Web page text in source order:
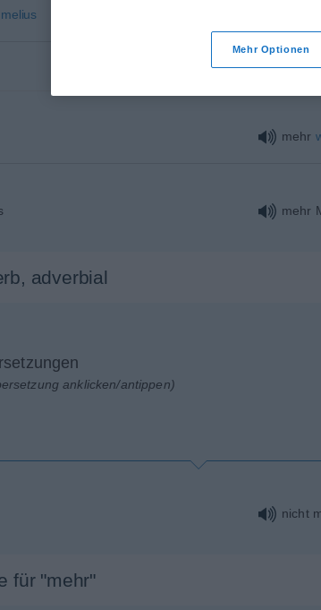
melius
mehr
mehr
mehr
adverbial
anklicken/antippen)
nicht
für "mehr"
Mehr Optionen